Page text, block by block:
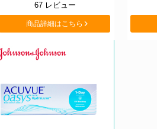
67 レビュー
商品詳細はこちら